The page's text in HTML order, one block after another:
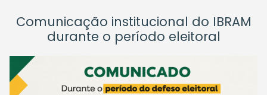
Comunicação institucional do IBRAM
durante o período eleitoral